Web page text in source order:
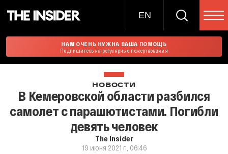
EN
НАМ ОЧЕНЬ НУЖНА ВАША ПОМОЩЬ
Подпишитесь на регулярные пожертвования
НОВОСТИ
В Кемеровской области разбился
самолет с парашютистами. Погибли
девять человек
The Insider
19 июня 2021 г., 06:46